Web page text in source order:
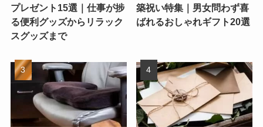
プレゼント15選｜仕事が捗
る便利グッズからリラック
スグッズまで
築祝い特集｜男女問わず喜
ばれるおしゃれギフト20選